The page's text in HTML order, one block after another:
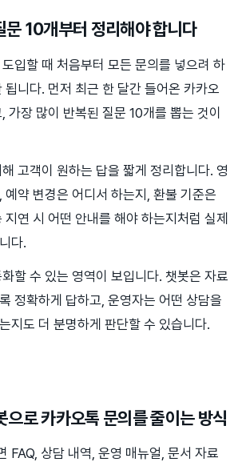
문 10개부터 정리해야 합니다
입할 때 처음부터 모든 문의를 넣으려 하
됩니다. 먼저 최근 한 달간 들어온 카카오
가장 많이 반복된 질문 10개를 뽑는 것이
고객이 원하는 답을 짧게 정리합니다. 영
예약 변경은 어디서 하는지, 환불 기준은
지연 시 어떤 안내를 해야 하는지처럼 실제
다.
할 수 있는 영역이 보입니다. 챗봇은 자료
정확하게 답하고, 운영자는 어떤 상담을
지도 더 분명하게 판단할 수 있습니다.
으로 카카오톡 문의를 줄이는 방식
FAQ, 상담 내역, 운영 매뉴얼, 문서 자료